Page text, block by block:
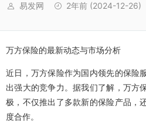
易发网 2年前 (2024-12-26)
万方保险的最新动态与市场分析
近日，万方保险作为国内领先的保险
出强大的竞争力。据我们了解，万方
极，不仅推出了多款新的保险产品，
度合作。